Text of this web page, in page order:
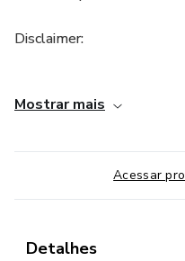
Disclaimer:
acordo com o nível de
2. Todos os
diferentes cenários;
3. Nenhuma informação
Mostrar mais
Acessar
Detalhes